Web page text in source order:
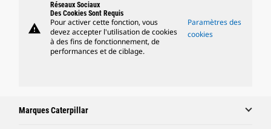
warning
Réseaux Sociaux
Des Cookies Sont Requis
Pour activer cette fonction, vous
devez accepter l'utilisation de cookies
à des fins de fonctionnement, de
performances et de ciblage.
Paramètres des
cookies
Marques Caterpillar